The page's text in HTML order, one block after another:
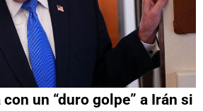
un “duro golpe” a Irán si